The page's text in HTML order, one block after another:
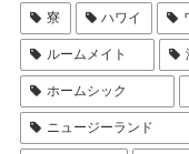
寮 ハワイ
ルームメイト
ホームシック
ニュージーランド